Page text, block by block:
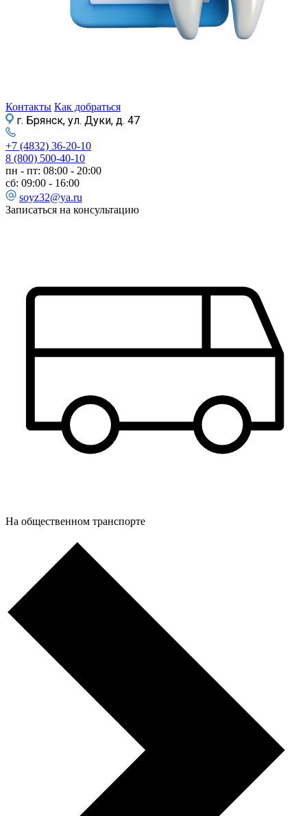
Контакты Как добраться
г. Брянск, ул. Дуки, д. 47
+7 (4832) 36-20-10
8 (800) 500-40-10
пн - пт: 08:00 - 20:00
сб: 09:00 - 16:00
soyz32@ya.ru
Записаться на консультацию
На общественном транспорте